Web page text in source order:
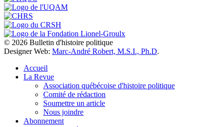
© 2026 Bulletin d'histoire politique
Designer Web: Marc-André Robert, M.S.I., Ph.D.
Accueil
La Revue
Association québécoise d'histoire politique
Comité de rédaction
Soumettre un article
Nous joindre
Abonnement